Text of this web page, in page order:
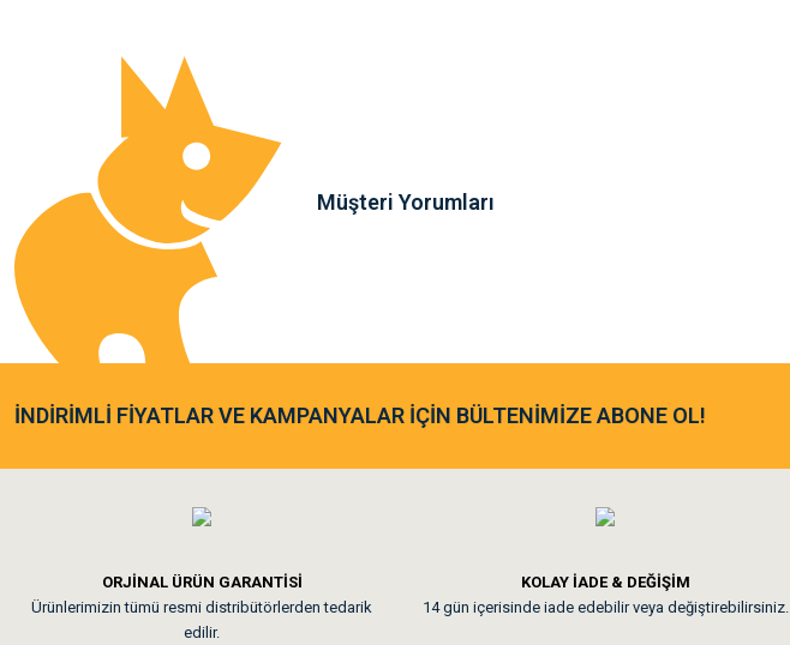
Ürün bilgilerinde hatalar bulunuyor.
Ürün fiyatı diğer sitelerden daha pahalı.
Bu ürüne benzer farklı alternatifler olmalı.
Müşteri Yorumları
As**** Tu******
Tavşanım kafesinin kalitesine ve paketlemesine bayıldım
Kedilerim beğeniyorlar. Memnunuz. Uygun fiyatta olması iyi.
İNDİRİMLİ FİYATLAR VE KAMPANYALAR İÇİN BÜLTENİMİZE ABONE OL!
ORJİNAL ÜRÜN GARANTİSİ
Ürünlerimizin tümü resmi distribütörlerden tedarik
edilir.
KOLAY İADE & DEĞİŞİM
14 gün içerisinde iade edebilir veya değiştirebilirsiniz.